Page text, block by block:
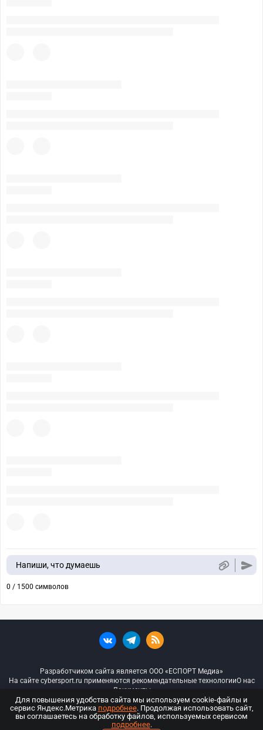
Напиши, что думаешь
0 / 1500 символов
Разработчиком сайта является ООО «ЕСПОРТ Медиа»
На сайте cybersport.ru применяются рекомендательные технологииО нас
Документы
© ООО «Киберспорт.ру» — Все права защищены
Для повышения удобства сайта мы используем cookie-файлы и
сервис Яндекс.Метрика подробнее. Продолжая использовать сайт,
вы соглашаетесь на обработку файлов, используемых сервисом
подробнее.